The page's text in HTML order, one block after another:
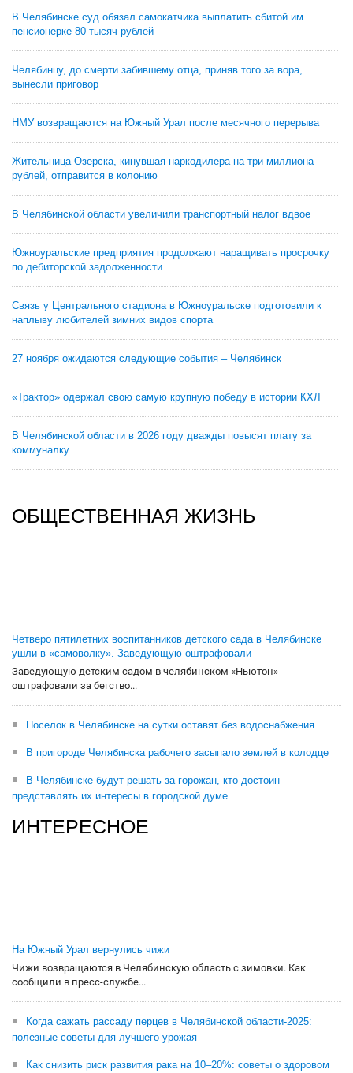
В Челябинске суд обязал самокатчика выплатить сбитой им
пенсионерке 80 тысяч рублей
Челябинцу, до смерти забившему отца, приняв того за вора,
вынесли приговор
НМУ возвращаются на Южный Урал после месячного перерыва
Жительница Озерска, кинувшая наркодилера на три миллиона
рублей, отправится в колонию
В Челябинской области увеличили транспортный налог вдвое
Южноуральские предприятия продолжают наращивать просрочку
по дебиторской задолженности
Связь у Центрального стадиона в Южноуральске подготовили к
наплыву любителей зимних видов спорта
27 ноября ожидаются следующие события – Челябинск
«Трактор» одержал свою самую крупную победу в истории КХЛ
В Челябинской области в 2026 году дважды повысят плату за
коммуналку
ОБЩЕСТВЕННАЯ ЖИЗНЬ
Четверо пятилетних воспитанников детского сада в Челябинске
ушли в «самоволку». Заведующую оштрафовали
Заведующую детским садом в челябинском «Ньютон»
оштрафовали за бегство...
Поселок в Челябинске на сутки оставят без водоснабжения
В пригороде Челябинска рабочего засыпало землей в колодце
В Челябинске будут решать за горожан, кто достоин
представлять их интересы в городской думе
ИНТЕРЕСНОЕ
На Южный Урал вернулись чижи
Чижи возвращаются в Челябинскую область с зимовки. Как
сообщили в пресс-службе...
Когда сажать рассаду перцев в Челябинской области-2025:
полезные советы для лучшего урожая
Как снизить риск развития рака на 10–20%: советы о здоровом